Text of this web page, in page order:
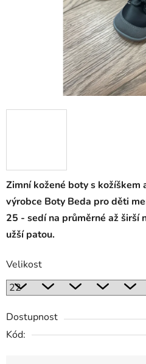
Zimní kožené boty s kožíškem
výrobce Boty Beda pro děti
25 - sedí na průměrné až širší
užší patou.
Velikost
Dostupnost
Kód: